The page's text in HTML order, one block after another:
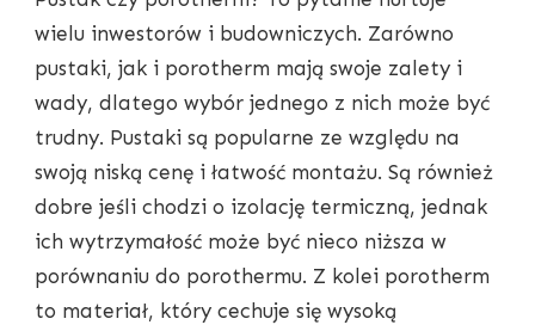
wielu inwestorów i budowniczych. Zarówno
pustaki, jak i porotherm mają swoje zalety i
wady, dlatego wybór jednego z nich może być
trudny. Pustaki są popularne ze względu na
swoją niską cenę i łatwość montażu. Są również
dobre jeśli chodzi o izolację termiczną, jednak
ich wytrzymałość może być nieco niższa w
porównaniu do porothermu. Z kolei porotherm
to materiał, który cechuje się wysoką